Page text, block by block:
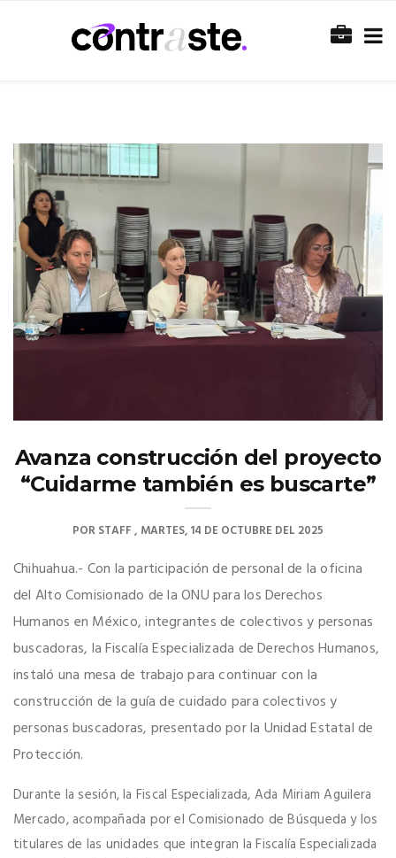
Avanza construcción del proyecto
“Cuidarme también es buscarte”
PORSTAFF MARTES, 14 DE OCTUBRE DEL 2025
Chihuahua.- Con la participación de personal de la oficina
del Alto Comisionado de la ONU para los Derechos
Humanos en México, integrantes de colectivos y personas
buscadoras, la Fiscalía Especializada de Derechos Humanos,
instaló una mesa de trabajo para continuar con la
construcción de la guía de cuidado para colectivos y
personas buscadoras, presentado por la Unidad Estatal de
Protección.
Durante la sesión, la Fiscal Especializada, Ada Miriam Aguilera
Mercado, acompañada por el Comisionado de Búsqueda y los
titulares de las unidades que integran la Fiscalía Especializada